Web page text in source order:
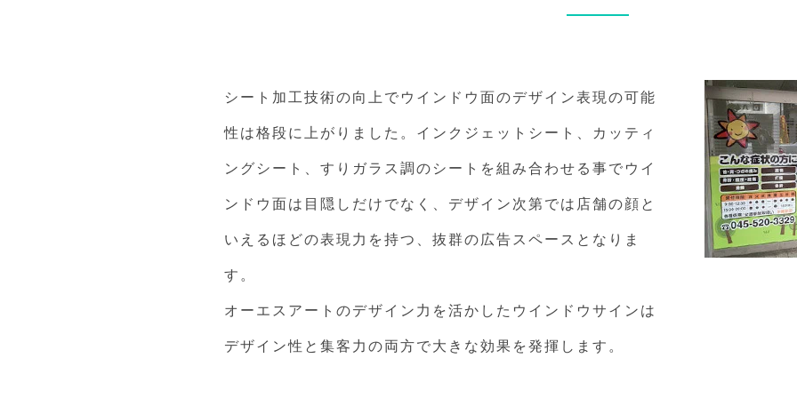
シート加工技術の向上でウインドウ面のデザイン表現の可能
性は格段に上がりました。インクジェットシート、カッティ
ングシート、すりガラス調のシートを組み合わせる事でウイ
ンドウ面は目隠しだけでなく、デザイン次第では店舗の顔と
いえるほどの表現力を持つ、抜群の広告スペースとなりま
す。
オーエスアートのデザイン力を活かしたウインドウサインは
デザイン性と集客力の両方で大きな効果を発揮します。